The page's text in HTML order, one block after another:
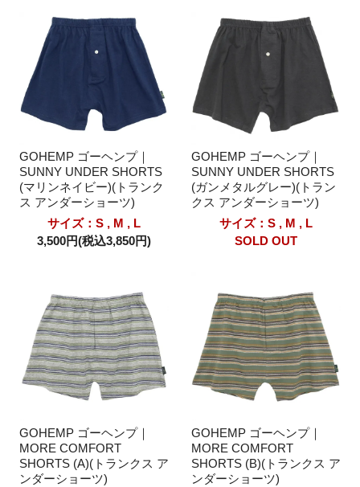
GOHEMP ゴーヘンプ｜
SUNNY UNDER SHORTS
(マリンネイビー)(トランク
ス アンダーショーツ)
サイズ：S , M , L
3,500円(税込3,850円)
GOHEMP ゴーヘンプ｜
SUNNY UNDER SHORTS
(ガンメタルグレー)(トラン
クス アンダーショーツ)
サイズ：S , M , L
SOLD OUT
GOHEMP ゴーヘンプ｜
MORE COMFORT
SHORTS (A)(トランクス ア
ンダーショーツ)
GOHEMP ゴーヘンプ｜
MORE COMFORT
SHORTS (B)(トランクス ア
ンダーショーツ)